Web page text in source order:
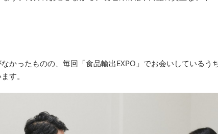
かったものの、毎回「食品輸出EXPO」でお会いしているう
す。